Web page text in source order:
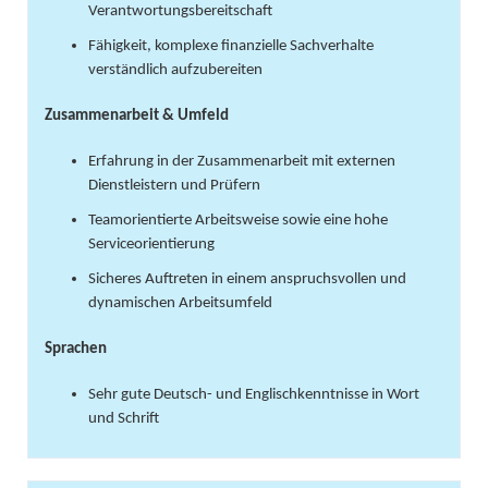
Verantwortungsbereitschaft
Fähigkeit, komplexe finanzielle Sachverhalte
verständlich aufzubereiten
Zusammenarbeit & Umfeld
Erfahrung in der Zusammenarbeit mit externen
Dienstleistern und Prüfern
Teamorientierte Arbeitsweise sowie eine hohe
Serviceorientierung
Sicheres Auftreten in einem anspruchsvollen und
dynamischen Arbeitsumfeld
Sprachen
Sehr gute Deutsch- und Englischkenntnisse in Wort
und Schrift